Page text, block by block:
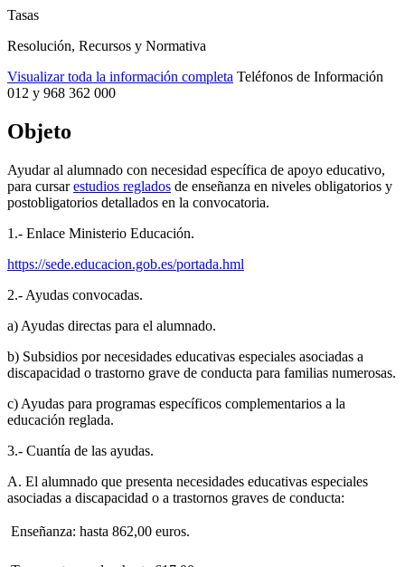
Tasas
Resolución, Recursos y Normativa
Visualizar toda la información completa Teléfonos de Información
012 y 968 362 000
Objeto
Ayudar al alumnado con necesidad específica de apoyo educativo,
para cursarestudios reglados de enseñanza en niveles obligatorios y
postobligatorios detallados en la convocatoria.
1.- Enlace Ministerio Educación.
https://sede.educacion.gob.es/portada.hml
2.- Ayudas convocadas.
a) Ayudas directas para el alumnado.
b) Subsidios por necesidades educativas especiales asociadas a
discapacidad o trastorno grave de conducta para familias numerosas.
c) Ayudas para programas específicos complementarios a la
educación reglada.
3.- Cuantía de las ayudas.
A. El alumnado que presenta necesidades educativas especiales
asociadas a discapacidad o a trastornos graves de conducta:
 Enseñanza: hasta 862,00 euros.